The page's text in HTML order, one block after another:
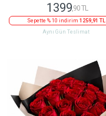
1399,90 TL
Sepette % 10 indirim 1259,91 TL
Aynı Gün Teslimat